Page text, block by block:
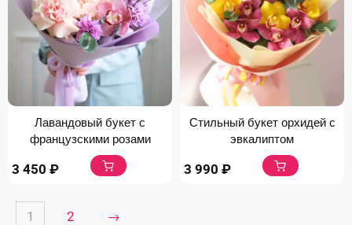
Лавандовый букет с
французскими розами
3 450 ₽
Стильный букет орхидей с
эвкалиптом
3 990 ₽
1 2 →